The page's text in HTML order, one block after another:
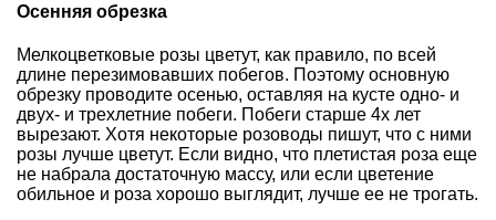
Осенняя обрезка
Мелкоцветковые розы цветут, как правило, по всей
длине перезимовавших побегов. Поэтому основную
обрезку проводите осенью, оставляя на кусте одно- и
двух- и трехлетние побеги. Побеги старше 4х лет
вырезают. Хотя некоторые розоводы пишут, что с ними
розы лучше цветут. Если видно, что плетистая роза еще
не набрала достаточную массу, или если цветение
обильное и роза хорошо выглядит, лучше ее не трогать.